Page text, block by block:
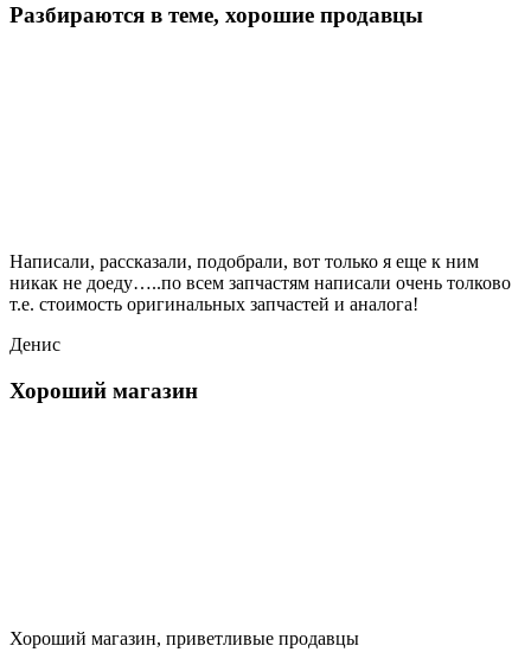
Разбираются в теме, хорошие продавцы
Написали, рассказали, подобрали, вот только я еще к ним
никак не доеду…..по всем запчастям написали очень толково
т.е. стоимость оригинальных запчастей и аналога!
Денис
Хороший магазин
Хороший магазин, приветливые продавцы